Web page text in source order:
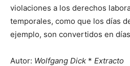
violaciones a los derechos
temporales, como que los días
ejemplo, son convertidos en
Autor: Wolfgang Dick * Extracto